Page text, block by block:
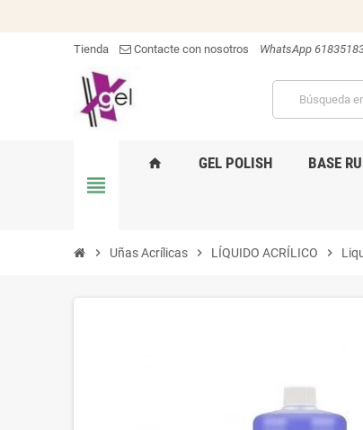
Tienda Contacte con nosotros WhatsApp
view_headline
home GEL POLISH BASE
chevron_right Uñas Acrílicas chevron_right LÍQUIDO ACRÍLICO chevron_right